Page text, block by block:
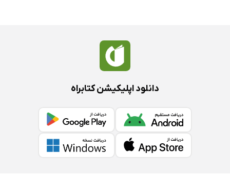
دانلود اپلیکیشن کتابراه